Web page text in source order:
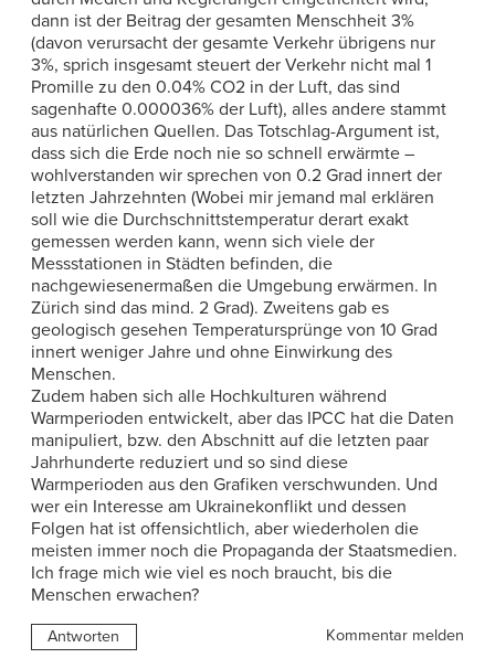
dann ist der Beitrag der gesamten Menschheit 3%
(davon verursacht der gesamte Verkehr übrigens nur
3%, sprich insgesamt steuert der Verkehr nicht mal 1
Promille zu den 0.04% CO2 in der Luft, das sind
sagenhafte 0.000036% der Luft), alles andere stammt
aus natürlichen Quellen. Das Totschlag-Argument ist,
dass sich die Erde noch nie so schnell erwärmte –
wohlverstanden wir sprechen von 0.2 Grad innert der
letzten Jahrzehnten (Wobei mir jemand mal erklären
soll wie die Durchschnittstemperatur derart exakt
gemessen werden kann, wenn sich viele der
Messstationen in Städten befinden, die
nachgewiesenermaßen die Umgebung erwärmen. In
Zürich sind das mind. 2 Grad). Zweitens gab es
geologisch gesehen Temperatursprünge von 10 Grad
innert weniger Jahre und ohne Einwirkung des
Menschen.
Zudem haben sich alle Hochkulturen während
Warmperioden entwickelt, aber das IPCC hat die Daten
manipuliert, bzw. den Abschnitt auf die letzten paar
Jahrhunderte reduziert und so sind diese
Warmperioden aus den Grafiken verschwunden. Und
wer ein Interesse am Ukrainekonflikt und dessen
Folgen hat ist offensichtlich, aber wiederholen die
meisten immer noch die Propaganda der Staatsmedien.
Ich frage mich wie viel es noch braucht, bis die
Menschen erwachen?
Antworten
Kommentar melden